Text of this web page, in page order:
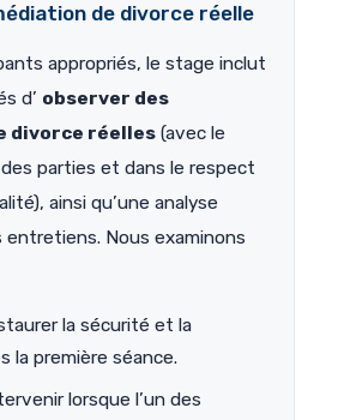
de divorce réelle
appropriés, le stage inclut
d’ observer des
divorce réelles (avec le
parties et dans le respect
ainsi qu’une analyse
entretiens. Nous examinons
la sécurité et la
la première séance.
lorsque l’un des